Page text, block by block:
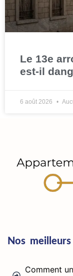
Le 13e
est-il
6 août 2026
Nos
Comment